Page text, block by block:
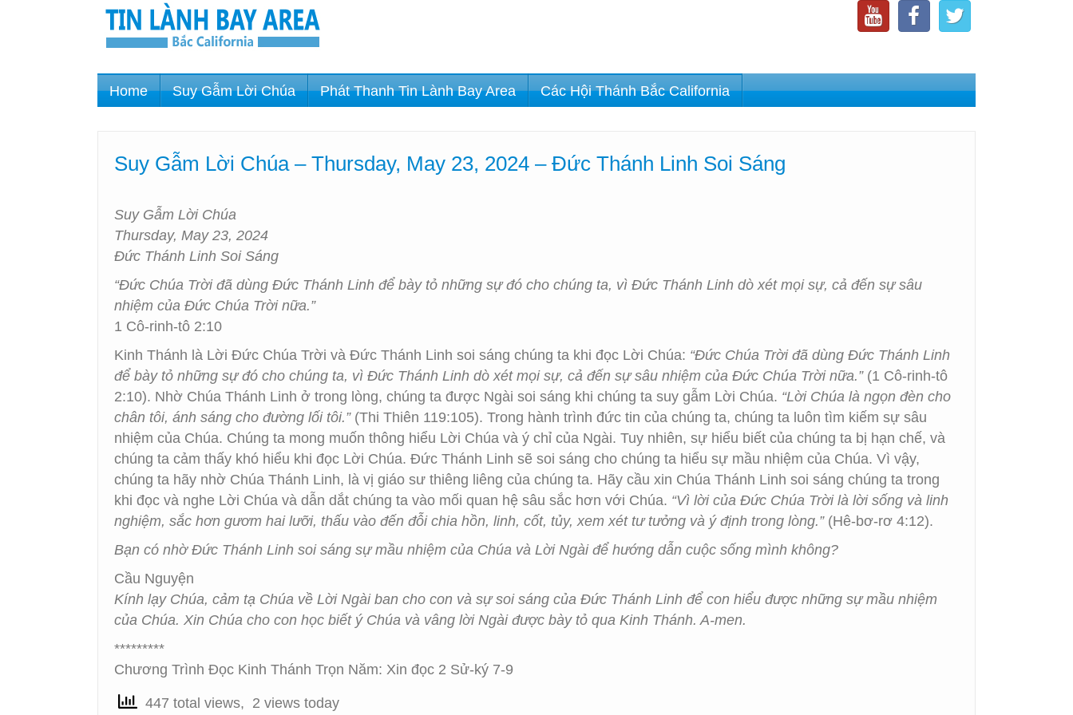
Home Suy Gẫm Lời Chúa Phát Thanh Tin Lành Bay Area Các Hội Thánh Bắc California
Suy Gẫm Lời Chúa – Thursday, May 23, 2024 – Đức Thánh Linh Soi Sáng
Suy Gẫm Lời Chúa
Thursday, May 23, 2024
Đức Thánh Linh Soi Sáng
“Đức Chúa Trời đã dùng Đức Thánh Linh để bày tỏ những sự đó cho chúng ta, vì Đức Thánh Linh dò xét mọi sự, cả đến sự sâu
nhiệm của Đức Chúa Trời nữa.”
1 Cô-rinh-tô 2:10
Kinh Thánh là Lời Đức Chúa Trời và Đức Thánh Linh soi sáng chúng ta khi đọc Lời Chúa: “Đức Chúa Trời đã dùng Đức Thánh Linh
để bày tỏ những sự đó cho chúng ta, vì Đức Thánh Linh dò xét mọi sự, cả đến sự sâu nhiệm của Đức Chúa Trời nữa.”(1 Cô-rinh-tô
2:10). Nhờ Chúa Thánh Linh ở trong lòng, chúng ta được Ngài soi sáng khi chúng ta suy gẫm Lời Chúa. “Lời Chúa là ngọn đèn cho
chân tôi, ánh sáng cho đường lối tôi.”(Thi Thiên 119:105). Trong hành trình đức tin của chúng ta, chúng ta luôn tìm kiếm sự sâu
nhiệm của Chúa. Chúng ta mong muốn thông hiểu Lời Chúa và ý chỉ của Ngài. Tuy nhiên, sự hiểu biết của chúng ta bị hạn chế, và
chúng ta cảm thấy khó hiểu khi đọc Lời Chúa. Đức Thánh Linh sẽ soi sáng cho chúng ta hiểu sự mầu nhiệm của Chúa. Vì vậy,
chúng ta hãy nhờ Chúa Thánh Linh, là vị giáo sư thiêng liêng của chúng ta. Hãy cầu xin Chúa Thánh Linh soi sáng chúng ta trong
khi đọc và nghe Lời Chúa và dẫn dắt chúng ta vào mối quan hệ sâu sắc hơn với Chúa. “Vì lời của Đức Chúa Trời là lời sống và linh
nghiệm, sắc hơn gươm hai lưỡi, thấu vào đến đỗi chia hồn, linh, cốt, tủy, xem xét tư tưởng và ý định trong lòng.”(Hê-bơ-rơ 4:12).
Bạn có nhờ Đức Thánh Linh soi sáng sự mầu nhiệm của Chúa và Lời Ngài để hướng dẫn cuộc sống mình không?
Cầu Nguyện
Kính lạy Chúa, cảm tạ Chúa về Lời Ngài ban cho con và sự soi sáng của Đức Thánh Linh để con hiểu được những sự mầu nhiệm
của Chúa. Xin Chúa cho con học biết ý Chúa và vâng lời Ngài được bày tỏ qua Kinh Thánh. A-men.
*********
Chương Trình Đọc Kinh Thánh Trọn Năm: Xin đọc 2 Sử-ký 7-9
447 total views, 2 views today